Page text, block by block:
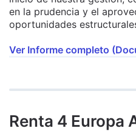
en la prudencia y el
oportunidades
Ver Informe completo
Renta 4 Europa